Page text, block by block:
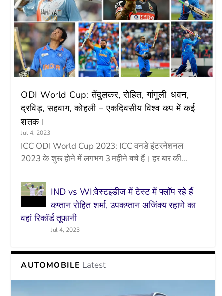
ODI World Cup: तेंदुलकर, रोहित, गांगुली, धवन,
द्रविड़, सहवाग, कोहली – एकदिवसीय विश्व कप में कई
शतक।
Jul 4, 2023
ICC ODI World Cup 2023: ICC वनडे इंटरनेशनल
2023 के शुरू होने में लगभग 3 महीने बचे हैं। हर बार की...
IND vs WI:वेस्टइंडीज में टेस्ट में फ्लॉप रहे हैं
कप्तान रोहित शर्मा, उपकप्तान अजिंक्य रहाणे का
वहां रिकॉर्ड तूफानी
Jul 4, 2023
AUTOMOBILE Latest